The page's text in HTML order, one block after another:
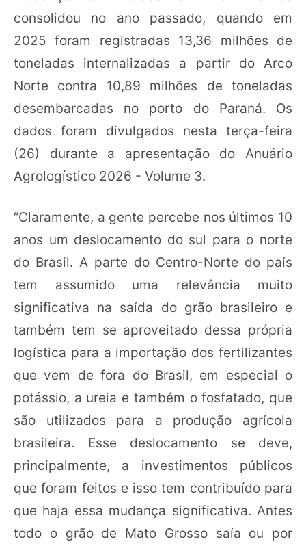
consolidou no ano passado, quando em
2025 foram registradas 13,36 milhões de
toneladas internalizadas a partir do Arco
Norte contra 10,89 milhões de toneladas
desembarcadas no porto do Paraná. Os
dados foram divulgados nesta terça-feira
(26) durante a apresentação do Anuário
Agrologístico 2026 - Volume 3.
“Claramente, a gente percebe nos últimos 10
anos um deslocamento do sul para o norte
do Brasil. A parte do Centro-Norte do país
tem assumido uma relevância muito
significativa na saída do grão brasileiro e
também tem se aproveitado dessa própria
logística para a importação dos fertilizantes
que vem de fora do Brasil, em especial o
potássio, a ureia e também o fosfatado, que
são utilizados para a produção agrícola
brasileira. Esse deslocamento se deve,
principalmente, a investimentos públicos
que foram feitos e isso tem contribuído para
que haja essa mudança significativa. Antes
todo o grão de Mato Grosso saía ou por